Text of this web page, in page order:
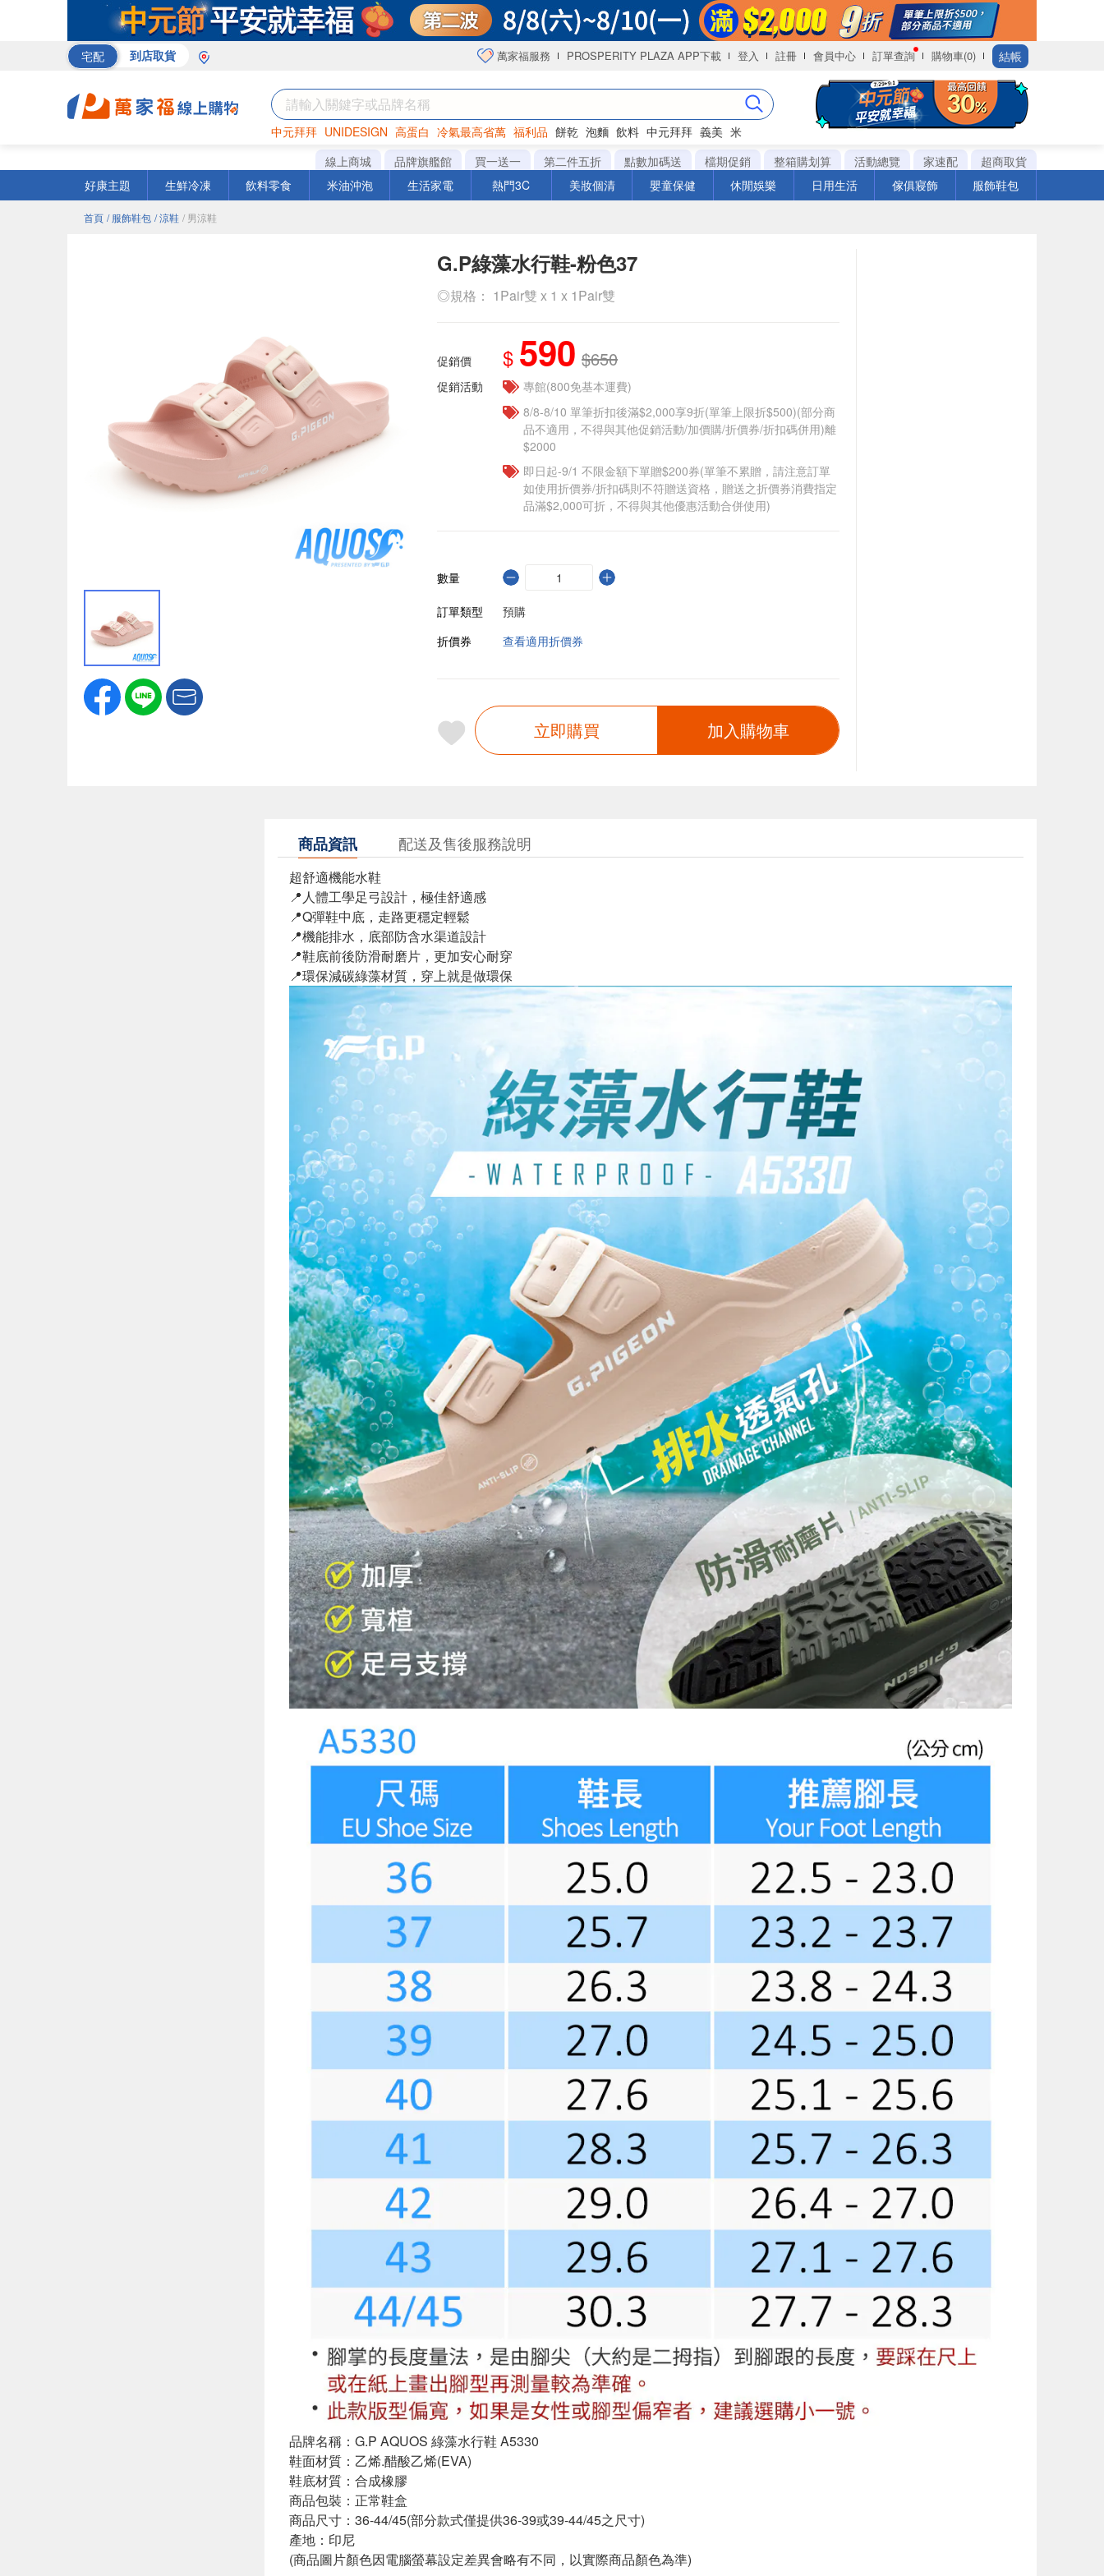
宅配 到店取貨 萬家福服務 PROSPERITY PLAZA APP下載 登入 註冊 會員中心 訂單查詢 購物車(0) 結帳
中元拜拜 UNIDESIGN 高蛋白 冷氣最高省萬 福利品 餅乾 泡麵 飲料 中元拜拜 義美 米
罐頭 咖啡 海苔
線上商城 品牌旗艦館 買一送一 第二件五折 點數加碼送 檔期促銷 整箱購划算 活動總覽 家速配
超商取貨
好康主題
生鮮冷凍 飲料零食 米油沖泡 生活家電 熱門3C 美妝個清 嬰童保健 休閒娛樂 日用生活 傢俱寢飾 服飾鞋包
首頁 / 服飾鞋包 / 涼鞋 / 男涼鞋
G.P綠藻水行鞋-粉色37
◎規格： 1Pair雙 x 1 x 1Pair雙
促銷價 $ 590 $650
促銷活動
專館(800免基本運費)
8/8-8/10 單筆折扣後滿$2,000享9折(單筆上限折$500)(部分商
品不適用，不得與其他促銷活動/加價購/折價券/折扣碼併用)離
$2000
即日起-9/1 不限金額下單贈$200券(單筆不累贈，請注意訂單
如使用折價券/折扣碼則不符贈送資格，贈送之折價券消費指定
品滿$2,000可折，不得與其他優惠活動合併使用)
數量
訂單類型
預購
折價券
查看適用折價券
立即購買 加入購物車
商品資訊 配送及售後服務說明
超舒適機能水鞋
📍人體工學足弓設計，極佳舒適感
📍Q彈鞋中底，走路更穩定輕鬆
📍機能排水，底部防含水渠道設計
📍鞋底前後防滑耐磨片，更加安心耐穿
📍環保減碳綠藻材質，穿上就是做環保
品牌名稱：G.P AQUOS 綠藻水行鞋 A5330
鞋面材質：乙烯.醋酸乙烯(EVA)
鞋底材質：合成橡膠
商品包裝：正常鞋盒
商品尺寸：36-44/45(部分款式僅提供36-39或39-44/45之尺寸)
產地：印尼
(商品圖片顏色因電腦螢幕設定差異會略有不同，以實際商品顏色為準)